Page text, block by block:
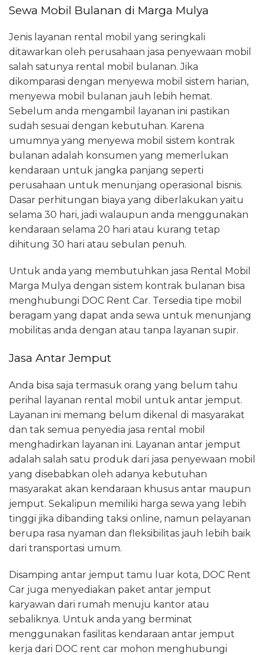
Sewa Mobil Bulanan di Marga Mulya
Jenis layanan rental mobil yang seringkali
ditawarkan oleh perusahaan jasa penyewaan mobil
salah satunya rental mobil bulanan. Jika
dikomparasi dengan menyewa mobil sistem harian,
menyewa mobil bulanan jauh lebih hemat.
Sebelum anda mengambil layanan ini pastikan
sudah sesuai dengan kebutuhan. Karena
umumnya yang menyewa mobil sistem kontrak
bulanan adalah konsumen yang memerlukan
kendaraan untuk jangka panjang seperti
perusahaan untuk menunjang operasional bisnis.
Dasar perhitungan biaya yang diberlakukan yaitu
selama 30 hari, jadi walaupun anda menggunakan
kendaraan selama 20 hari atau kurang tetap
dihitung 30 hari atau sebulan penuh.
Untuk anda yang membutuhkan jasa Rental Mobil
Marga Mulya dengan sistem kontrak bulanan bisa
menghubungi DOC Rent Car. Tersedia tipe mobil
beragam yang dapat anda sewa untuk menunjang
mobilitas anda dengan atau tanpa layanan supir.
Jasa Antar Jemput
Anda bisa saja termasuk orang yang belum tahu
perihal layanan rental mobil untuk antar jemput.
Layanan ini memang belum dikenal di masyarakat
dan tak semua penyedia jasa rental mobil
menghadirkan layanan ini. Layanan antar jemput
adalah salah satu produk dari jasa penyewaan mobil
yang disebabkan oleh adanya kebutuhan
masyarakat akan kendaraan khusus antar maupun
jemput. Sekalipun memiliki harga sewa yang lebih
tinggi jika dibanding taksi online, namun pelayanan
berupa rasa nyaman dan fleksibilitas jauh lebih baik
dari transportasi umum.
Disamping antar jemput tamu luar kota, DOC Rent
Car juga menyediakan paket antar jemput
karyawan dari rumah menuju kantor atau
sebaliknya. Untuk anda yang berminat
menggunakan fasilitas kendaraan antar jemput
kerja dari DOC rent car mohon menghubungi